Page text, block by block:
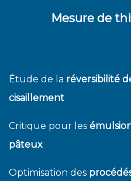
Mesure de
Étude de la réversibilité
cisaillement
Critique pour les
pâteux
Optimisation des